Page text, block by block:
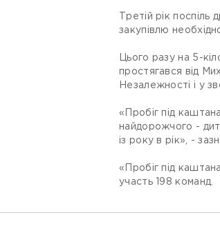
Третій рік
закупівлю
Цього разу на 5-
простягався від
Незалежності і у
«Пробіг під
найдорожчого -
із року в рік», -
«Пробіг під
участь 198 команд.